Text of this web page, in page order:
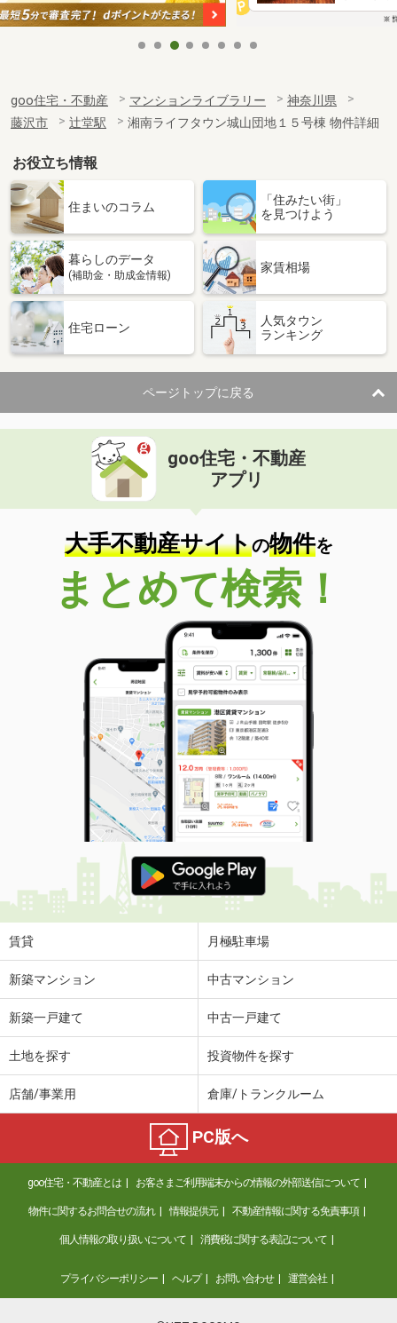
goo住宅・不動産 マンションライブラリー
神奈川県
藤沢市
辻堂駅 湘南ライフタウン城山団地１５号棟 物件詳細
お役立ち情報
住まいのコラム
「住みたい街」
を見つけよう
暮らしのデータ
(補助金・助成金情報)
家賃相場
住宅ローン
人気タウン
ランキング
ページトップに戻る
goo住宅・不動産
アプリ
大手不動産サイトの物件を
まとめて検索！
賃貸 月極駐車場
新築マンション 中古マンション
新築一戸建て 中古一戸建て
土地を探す 投資物件を探す
店舗/事業用 倉庫/トランクルーム
PC版へ
goo住宅・不動産とは お客さまご利用端末からの情報の外部送信について
物件に関するお問合せの流れ 情報提供元 不動産情報に関する免責事項
個人情報の取り扱いについて 消費税に関する表記について
プライバシーポリシー ヘルプ お問い合わせ 運営会社